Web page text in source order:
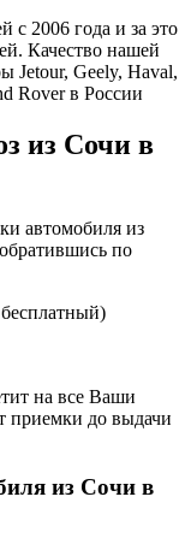
с 2006 года и за это
Качество нашей
Jetour, Geely, Haval,
Rover в России
из Сочи в
автомобиля из
по
на все Ваши
приемки до выдачи
из Сочи в